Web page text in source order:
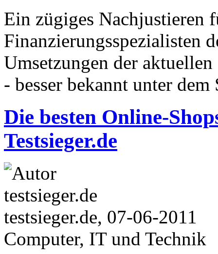
Ein zügiges Nachjustieren
Finanzierungsspezialisten
Umsetzungen der
- besser bekannt unter
Die besten Online-
Testsieger.de
testsieger.de, 07-06-2011
Computer, IT und Technik